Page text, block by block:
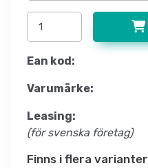
Ean kod:
Varumärke:
Leasing:
(för svenska företag)
Finns i flera varianter